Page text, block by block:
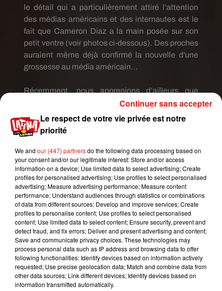
Publié : 4 janvier 2018 à 16h45 par Aurélie Amcn
le détail qui a particulièrement attiré l’attention
des médias américains et des internautes est le
fait que Cameron Diaz a la main posée sur son
petit ventre (voir photos ci-dessous). Des proches
auraient même déjà confirmé la nouvelle d'une
grossesse au média américain…
Récemment, nous apprenions d’ailleurs que
l’actrice américaine avait entamé un processus
pour tomber enceinte, enchaînant
et séances
d’acupuncture.
difficile avec beaucoup de hauts et de
bas.Cameron adorerait plus que tout devenir
maman(…).Benji et elle sont déterminés à
réaliser leur rêve », déclarait récemment une
source proche du couple àUS Weekly.Un rêve
devenu réalité ?
Exclusive: Cameron Diaz convinced a child will
help her failing romance with Benji Madden,
sources say!https://t.co/MGpXLt4r0x
— Radar Online (@radar_online)3 janvier 2018
Mundo Latino
Le respect de votre vie privée est notre
priorité
We and our (447) partnersdo the following data processing based on
your consent and/or our legitimate interest: Store and/or access
information on a device; Use limited data to select advertising; Create
profiles for personalised advertising; Use profiles to select personalised
advertising; Measure advertising performance; Measure content
performance; Understand audiences through statistics or combinations
of data from different sources; Develop and improve services; Create
profiles to personalise content; Use profiles to select personalised
content; Use limited data to select content; Ensure security, prevent and
detect fraud, and fix errors; Deliver and present advertising and content;
Save and communicate privacy choices. These technologies may
process personal data such as IP address and browsing data to offer
following functionalities: Identify devices based on information actively
requested; Use precise geolocation data; Match and combine data from
other data sources; Link different devices; Identify devices based on
information transmitted automatically.
Continuer sans accepter